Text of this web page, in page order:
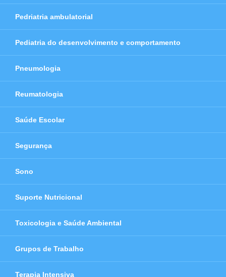
Pedriatria ambulatorial
Pediatria do desenvolvimento e comportamento
Pneumologia
Reumatologia
Saúde Escolar
Segurança
Sono
Suporte Nutricional
Toxicologia e Saúde Ambiental
Grupos de Trabalho
Terapia Intensiva